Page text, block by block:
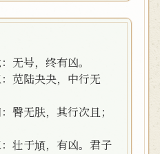
无号，终有凶。
苋陆夬夬，中行无
臀无肤，其行次且；
壮于頄，有凶。君子